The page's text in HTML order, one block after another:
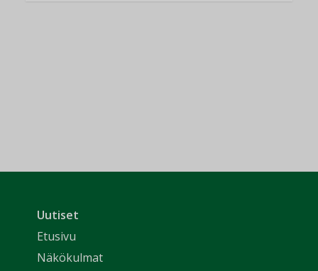
Uutiset
Etusivu
Näkökulmat